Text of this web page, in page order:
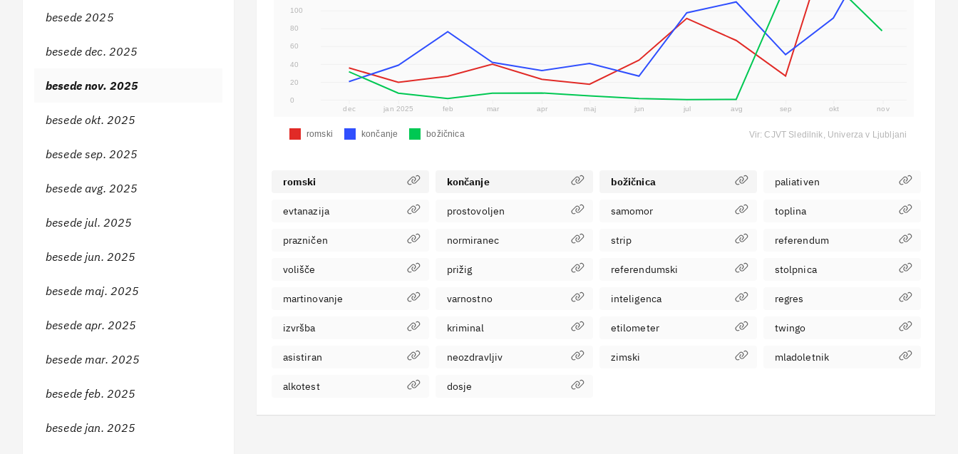
besede 2025
besede dec. 2025
besede nov. 2025
besede okt. 2025
besede sep. 2025
besede avg. 2025
besede jul. 2025
besede jun. 2025
besede maj. 2025
besede apr. 2025
besede mar. 2025
besede feb. 2025
besede jan. 2025
dec jan 2025 feb mar apr maj jun jul avg sep okt nov
0
20
40
60
80
100
romski končanje božičnica Vir: CJVT Sledilnik, Univerza v Ljubljani
romski končanje božičnica paliativen
evtanazija prostovoljen samomor toplina
prazničen normiranec strip referendum
volišče prižig referendumski stolpnica
martinovanje varnostno inteligenca regres
izvršba kriminal etilometer twingo
asistiran neozdravljiv zimski mladoletnik
alkotest dosje